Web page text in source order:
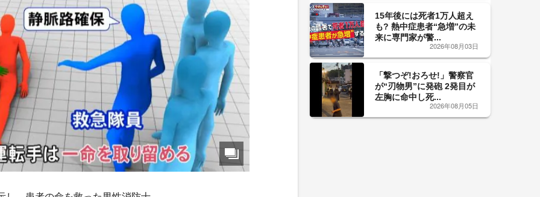
15年後には死者1万人超え
も? 熱中症患者“急増”の未
来に専門家が警...
2026年08月03日
「撃つぞ!おろせ!」警察官
が“刃物男”に発砲 2発目が
左胸に命中し死...
2026年08月05日